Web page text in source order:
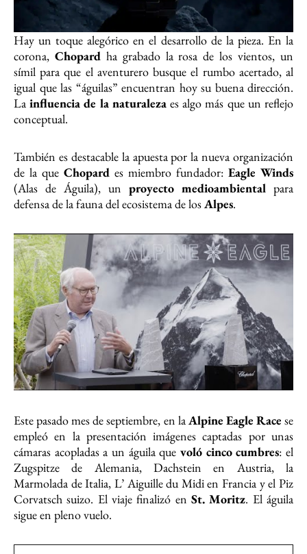
Hay un toque alegórico en el desarrollo de la pieza. En la
corona, Chopardha grabado la rosa de los vientos, un
símil para que el aventurero busque el rumbo acertado, al
igual que las “águilas” encuentran hoy su buena dirección.
Lainfluencia de la naturalezaes algo más que un reflejo
conceptual.
También es destacable la apuesta por la nueva organización
de la que Chopard es miembro fundador: Eagle Winds
(Alas de Águila), un proyecto medioambiental para
defensa de la fauna del ecosistema de losAlpes.
Este pasado mes de septiembre, en laAlpine Eagle Race se
empleó en la presentación imágenes captadas por unas
cámaras acopladas a un águila que voló cinco cumbres: el
Zugspitze de Alemania, Dachstein en Austria, la
Marmolada de Italia, L’ Aiguille du Midi en Francia y el Piz
Corvatsch suizo. El viaje finalizó en St. Moritz. El águila
sigue en pleno vuelo.